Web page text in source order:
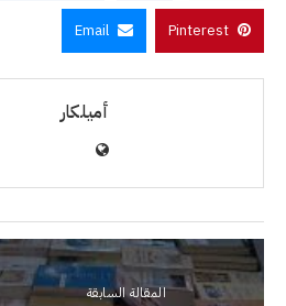
Pinterest
Email
أميلكار
المقالة السابقة